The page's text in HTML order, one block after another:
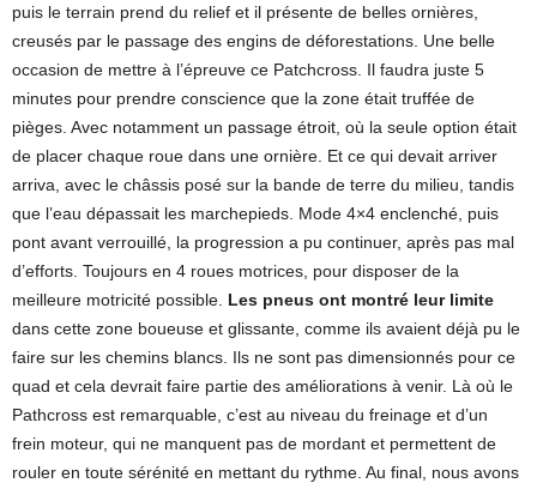
puis le terrain prend du relief et il présente de belles ornières,
creusés par le passage des engins de déforestations. Une belle
occasion de mettre à l’épreuve ce Patchcross. Il faudra juste 5
minutes pour prendre conscience que la zone était truffée de
pièges. Avec notamment un passage étroit, où la seule option était
de placer chaque roue dans une ornière. Et ce qui devait arriver
arriva, avec le châssis posé sur la bande de terre du milieu, tandis
que l’eau dépassait les marchepieds. Mode 4×4 enclenché, puis
pont avant verrouillé, la progression a pu continuer, après pas mal
d’efforts. Toujours en 4 roues motrices, pour disposer de la
meilleure motricité possible. Les pneus ont montré leur limite
dans cette zone boueuse et glissante, comme ils avaient déjà pu le
faire sur les chemins blancs. Ils ne sont pas dimensionnés pour ce
quad et cela devrait faire partie des améliorations à venir. Là où le
Pathcross est remarquable, c’est au niveau du freinage et d’un
frein moteur, qui ne manquent pas de mordant et permettent de
rouler en toute sérénité en mettant du rythme. Au final, nous avons